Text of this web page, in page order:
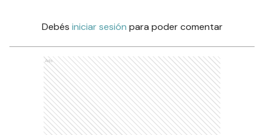
Debés iniciar sesión para poder comentar
Ads